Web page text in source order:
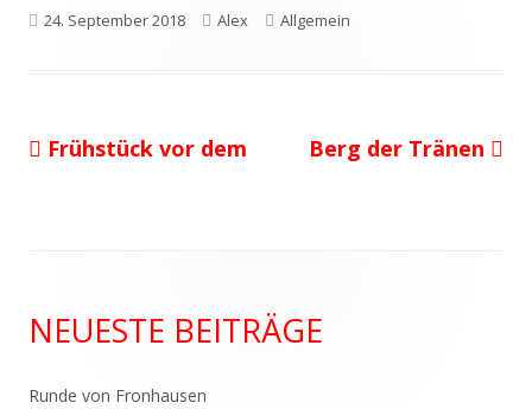
Veröffentlicht
24. September 2018 Autor
Alex Kategorien
Allgemein
Beitragsnavigation
Vorheriger
Frühstück vor dem
Nächster
Berg der Tränen
Seitenleiste
NEUESTE BEITRÄGE
Runde von Fronhausen